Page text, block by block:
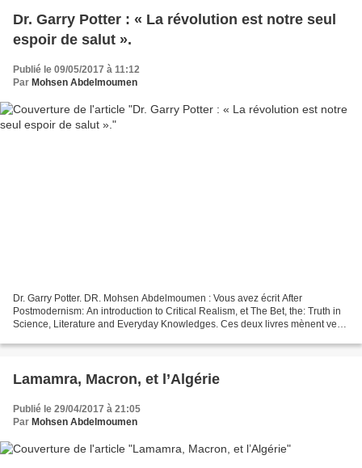
Dr. Garry Potter : « La révolution est notre seul
espoir de salut ».
Publié le 09/05/2017 à 11:12
Par Mohsen Abdelmoumen
Dr. Garry Potter. DR. Mohsen Abdelmoumen : Vous avez écrit After
Postmodernism: An introduction to Critical Realism, et The Bet, the: Truth in
Science, Literature and Everyday Knowledges. Ces deux livres mènent vers
Lamamra, Macron, et l’Algérie
Publié le 29/04/2017 à 21:05
Par Mohsen Abdelmoumen